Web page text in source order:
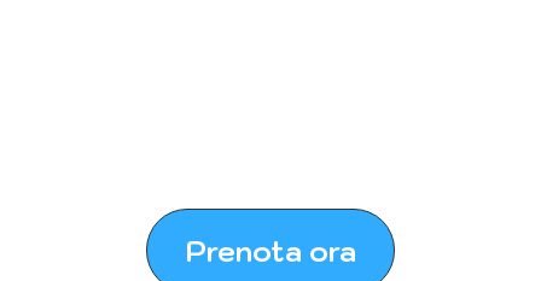
Prenota ora